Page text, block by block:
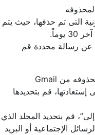
التى تم حذفها، حيث يتم
رسالة محددة قم
قم بتحديدها
قم بتحديد المجلد الذي
الإجتماعية أو البريد